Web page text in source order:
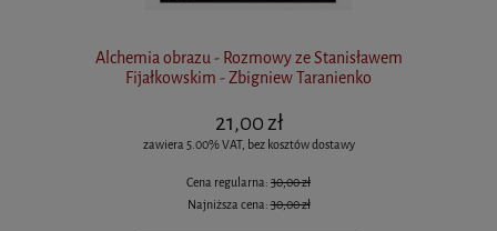
Alchemia obrazu - Rozmowy ze Stanisławem
Fijałkowskim - Zbigniew Taranienko
21,00 zł
zawiera 5.00% VAT, bez kosztów dostawy
Cena regularna: 30,00 zł
Najniższa cena:30,00 zł